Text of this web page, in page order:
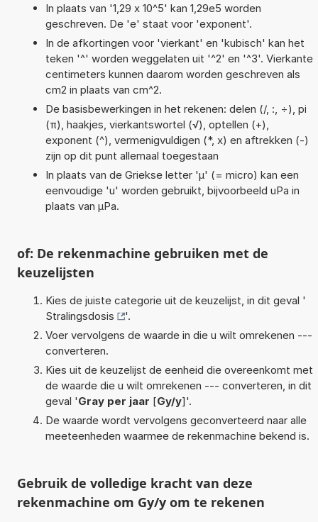
In plaats van '1,29 x 10^5' kan 1,29e5 worden
geschreven. De 'e' staat voor 'exponent'.
In de afkortingen voor 'vierkant' en 'kubisch' kan het
teken '^' worden weggelaten uit '^2' en '^3'. Vierkante
centimeters kunnen daarom worden geschreven als
cm2 in plaats van cm^2.
De basisbewerkingen in het rekenen: delen (/, :, ÷), pi
(π), haakjes, vierkantswortel (√), optellen (+),
exponent (^), vermenigvuldigen (*, x) en aftrekken (-)
zijn op dit punt allemaal toegestaan
In plaats van de Griekse letter 'µ' (= micro) kan een
eenvoudige 'u' worden gebruikt, bijvoorbeeld uPa in
plaats van µPa.
of: De rekenmachine gebruiken met de
keuzelijsten
Kies de juiste categorie uit de keuzelijst, in dit geval '
Stralingsdosis
'.
Voer vervolgens de waarde in die u wilt omrekenen ---
converteren.
Kies uit de keuzelijst de eenheid die overeenkomt met
de waarde die u wilt omrekenen --- converteren, in dit
geval 'Gray per jaar [Gy/y]'.
De waarde wordt vervolgens geconverteerd naar alle
meeteenheden waarmee de rekenmachine bekend is.
Gebruik de volledige kracht van deze
rekenmachine om Gy/y om te rekenen